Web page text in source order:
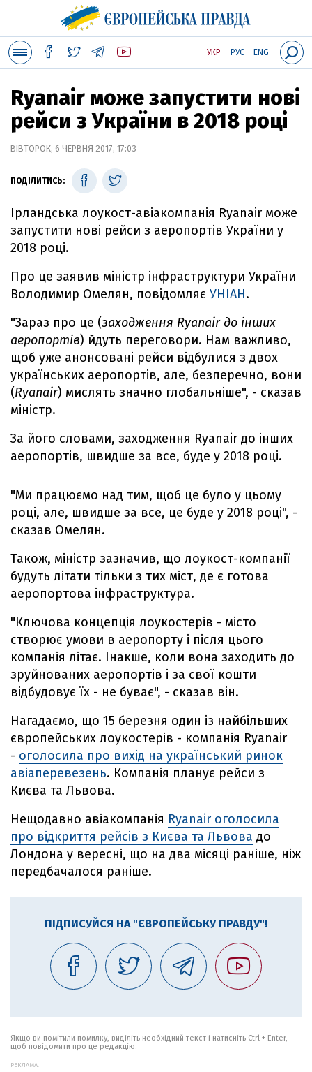
УКР РУС ENG
Ryanair може запустити нові
рейси з України в 2018 році
ВІВТОРОК, 6 ЧЕРВНЯ 2017, 17:03
ПОДІЛИТИСЬ:
Ірландська лоукост-авіакомпанія Ryanair може
запустити нові рейси з аеропортів України у
2018 році.
Про це заявив міністр інфраструктури України
Володимир Омелян, повідомляє УНІАН.
"Зараз про це (заходження Ryanair до інших
аеропортів) йдуть переговори. Нам важливо,
щоб уже анонсовані рейси відбулися з двох
українських аеропортів, але, безперечно, вони
(Ryanair) мислять значно глобальніше", - сказав
міністр.
За його словами, заходження Ryanair до інших
аеропортів, швидше за все, буде у 2018 році.
"Ми працюємо над тим, щоб це було у цьому
році, але, швидше за все, це буде у 2018 році", -
сказав Омелян.
Також, міністр зазначив, що лоукост-компанії
будуть літати тільки з тих міст, де є готова
аеропортова інфраструктура.
"Ключова концепція лоукостерів - місто
створює умови в аеропорту і після цього
компанія літає. Інакше, коли вона заходить до
зруйнованих аеропортів і за свої кошти
відбудовує їх - не буває", - сказав він.
Нагадаємо, що 15 березня один із найбільших
європейських лоукостерів - компанія Ryanair
- оголосила про вихід на український ринок
авіаперевезень. Компанія планує рейси з
Києва та Львова.
Нещодавно авіакомпанія Ryanair оголосила
про відкриття рейсів з Києва та Львова до
Лондона у вересні, що на два місяці раніше, ніж
передбачалося раніше.
ПІДПИСУЙСЯ НА "ЄВРОПЕЙСЬКУ ПРАВДУ"!
Якщо ви помітили помилку, виділіть необхідний текст і натисніть Ctrl + Enter,
щоб повідомити про це редакцію.
РЕКЛАМА: